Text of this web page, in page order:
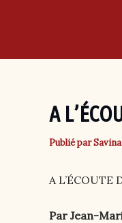
A
Publié par
A L’ÉCOUTE
Par Jean-